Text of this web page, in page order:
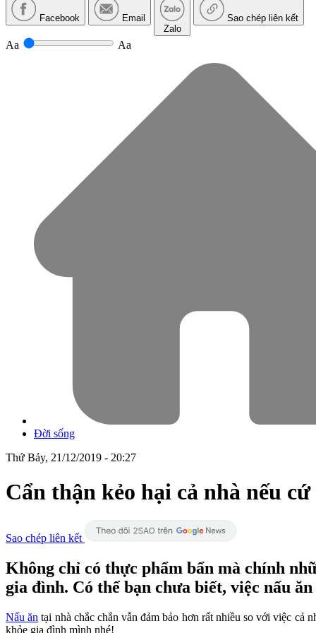
Facebook
Email
Zalo
Sao chép liên kết
Aa Aa
Đời sống
Thứ Bảy, 21/12/2019 - 20:27
Cẩn thận kẻo hại cả nhà nếu
Sao chép liên kết
Không chỉ có thực phẩm bẩn mà chính
gia đình. Có thể bạn chưa biết, việc nấu
Nấu ăn tại nhà chắc chắn vẫn đảm bảo hơn rất nhiều so với việc cả
khỏe gia đình mình nhé!